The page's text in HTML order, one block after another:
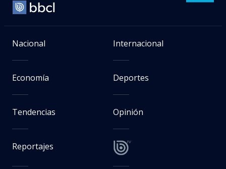
Nacional Internacional
Economía Deportes
Tendencias Opinión
Reportajes